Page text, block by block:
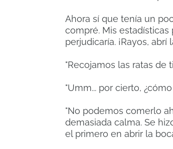
Ahora sí que tenía un
compré. Mis
perjudicaría. ¡Rayos,
"Recojamos las ratas de
"Umm... por cierto,
"No podemos comerlo
demasiada calma. Se
el primero en abrir la